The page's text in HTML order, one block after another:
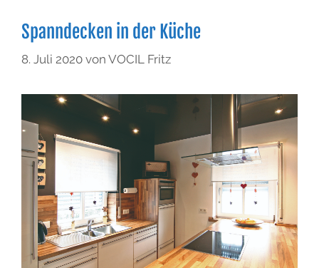
Spanndecken in der Küche
8. Juli 2020 von VOCIL Fritz